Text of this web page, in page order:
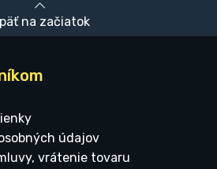
na začiatok
údajov
vrátenie tovaru